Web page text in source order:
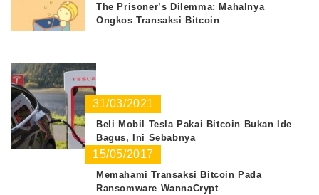
The Prisoner’s Dilemma: Mahalnya
Ongkos Transaksi Bitcoin
31/03/2021
Beli Mobil Tesla Pakai Bitcoin Bukan Ide
Bagus, Ini Sebabnya
15/05/2017
Memahami Transaksi Bitcoin Pada
Ransomware WannaCrypt